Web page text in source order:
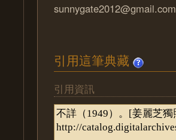
sunnygate2012@gmail.com
引用這筆典藏
引用資訊